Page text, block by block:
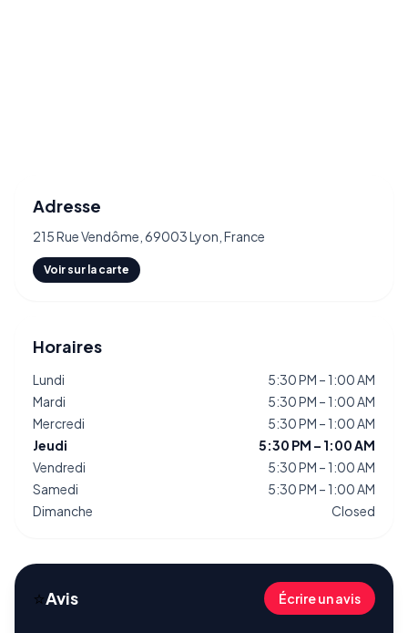
Adresse
215 Rue Vendôme, 69003 Lyon, France
Voir sur la carte
Horaires
Lundi
5:30 PM – 1:00 AM
Mardi
5:30 PM – 1:00 AM
Mercredi
5:30 PM – 1:00 AM
Jeudi
5:30 PM – 1:00 AM
Vendredi
5:30 PM – 1:00 AM
Samedi
5:30 PM – 1:00 AM
Dimanche
Closed
⭐Avis Écrire un avis